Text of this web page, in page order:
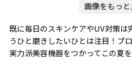
画像をもっと
既に毎日のスキンケアやUV対策は
うひと磨きしたいひとは注目！プ
実力派美容機器をつかってこの夏